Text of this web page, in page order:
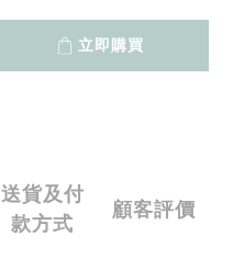
立即購買
送貨及付
款方式
顧客評價